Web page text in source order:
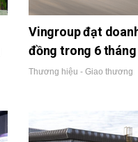
Vingroup đạt
đồng trong 6
Thương hiệu - Giao thương